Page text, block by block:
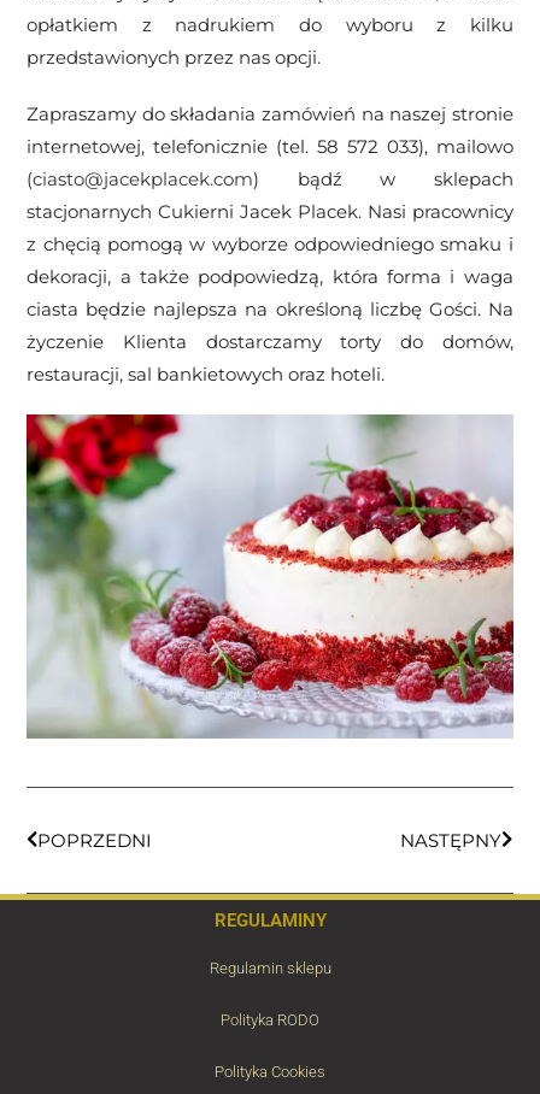
opłatkiem z nadrukiem do wyboru z kilku
przedstawionych przez nas opcji.
Zapraszamy do składania zamówień na naszej stronie
internetowej, telefonicznie (tel. 58 572 033), mailowo
(ciasto@jacekplacek.com) bądź w sklepach
stacjonarnych Cukierni Jacek Placek. Nasi pracownicy
z chęcią pomogą w wyborze odpowiedniego smaku i
dekoracji, a także podpowiedzą, która forma i waga
ciasta będzie najlepsza na określoną liczbę Gości. Na
życzenie Klienta dostarczamy torty do domów,
restauracji, sal bankietowych oraz hoteli.
POPRZEDNI NASTĘPNY
REGULAMINY
Regulamin sklepu
Polityka RODO
Polityka Cookies